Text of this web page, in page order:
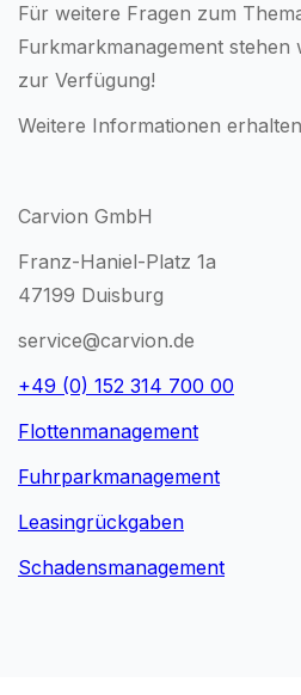
Für weitere Fragen zum
Furkmarkmanagement stehen
zur Verfügung!
Weitere Informationen
Carvion GmbH
Franz-Haniel-Platz 1a
47199 Duisburg
service@carvion.de
+49 (0) 152 314 700 00
Flottenmanagement
Fuhrparkmanagement
Leasingrückgaben
Schadensmanagement